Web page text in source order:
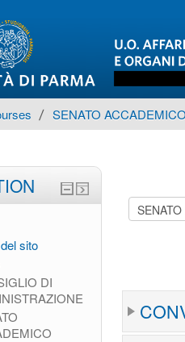
▶︎ SENATO ACCADEMICO
sito
DI